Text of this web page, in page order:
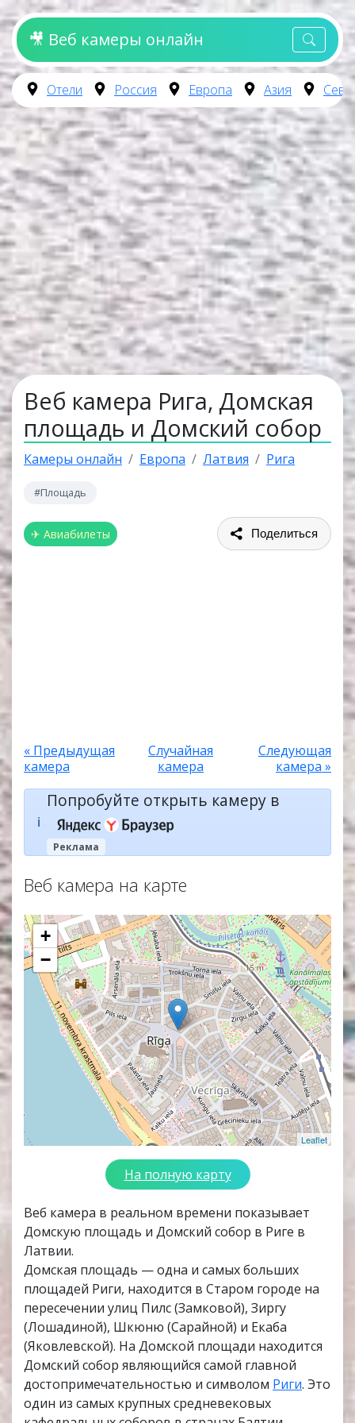
🎥 Веб камеры онлайн
Отели Россия Европа Азия
Веб камера Рига, Домская
площадь и Домский собор
Камеры онлайн Европа Латвия Рига
#Площадь
✈ Авиабилеты Поделиться
« Предыдущая
камера
Случайная
камера
Следующая
камера »
ℹ️
Попробуйте открыть камеру в
Реклама
Веб камера на карте
+
−
Leaflet
На полную карту
Веб камера в реальном времени показывает
Домскую площадь и Домский собор в Риге в
Латвии.
Домская площадь — одна и самых больших
площадей Риги, находится в Старом городе на
пересечении улиц Пилс (Замковой), Зиргу
(Лошадиной), Шкюню (Сарайной) и Екаба
(Яковлевской). На Домской площади находится
Домский собор являющийся самой главной
достопримечательностью и символом Риги. Это
один из самых крупных средневековых